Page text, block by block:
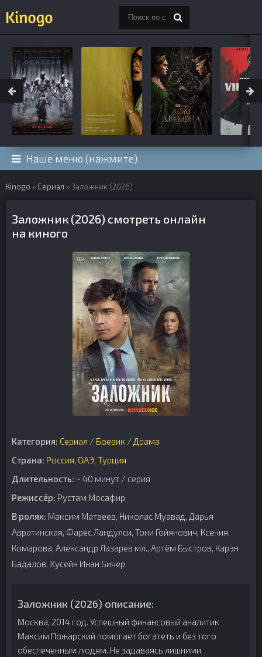
Наше меню (нажмите)
Kinogo » Сериал » Заложник (2026)
Заложник (2026) смотреть онлайн
на киного
Категория: Сериал / Боевик / Драма
Страна: Россия, ОАЭ, Турция
Длительность: ~ 40 минут / серия
Режиссёр: Рустам Мосафир
В ролях: Максим Матвеев, Николас Муавад, Дарья
Авратинская, Фарес Ландулси, Тони Гойянович, Ксения
Комарова, Александр Лазарев мл., Артём Быстров, Карэн
Бадалов, Хусейн Инан Бичер
Заложник (2026) описание:
Москва, 2014 год. Успешный финансовый аналитик
Максим Пожарский помогает богатеть и без того
обеспеченным людям. Не задаваясь лишними